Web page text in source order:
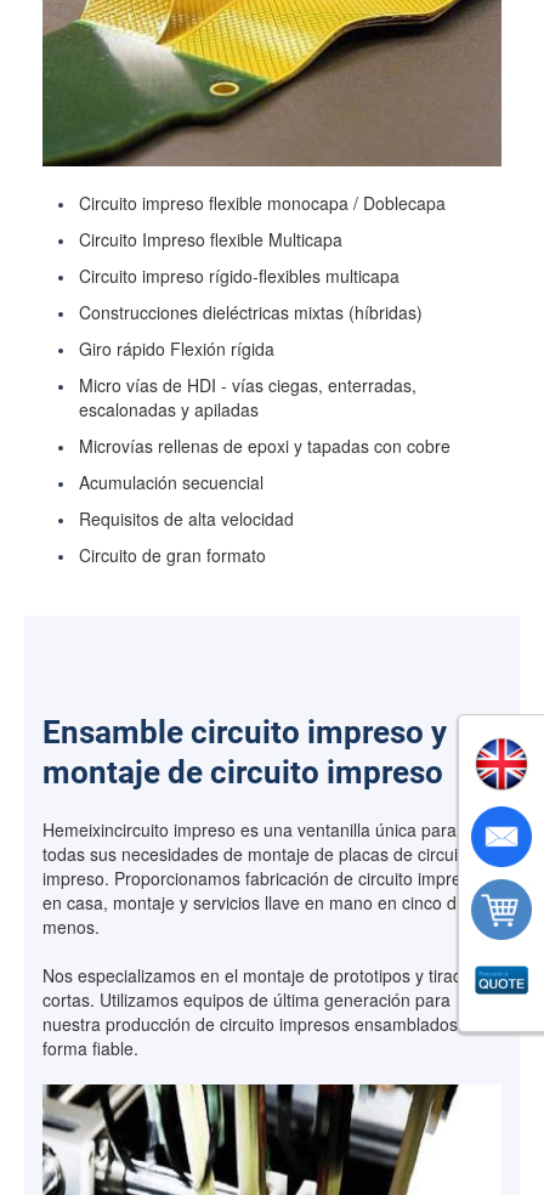
Circuito impreso flexible monocapa / Doblecapa
Circuito Impreso flexible Multicapa
Circuito impreso rígido-flexibles multicapa
Construcciones dieléctricas mixtas (híbridas)
Giro rápido Flexión rígida
Micro vías de HDI - vías ciegas, enterradas,
escalonadas y apiladas
Microvías rellenas de epoxi y tapadas con cobre
Acumulación secuencial
Requisitos de alta velocidad
Circuito de gran formato
Ensamble circuito impreso y
montaje de circuito impreso
Hemeixincircuito impreso es una ventanilla única para
todas sus necesidades de montaje de placas de circuito
impreso. Proporcionamos fabricación de circuito impreso
en casa, montaje y servicios llave en mano en cinco días o
menos.
Nos especializamos en el montaje de prototipos y tiradas
cortas. Utilizamos equipos de última generación para
nuestra producción de circuito impresos ensamblados de
forma fiable.